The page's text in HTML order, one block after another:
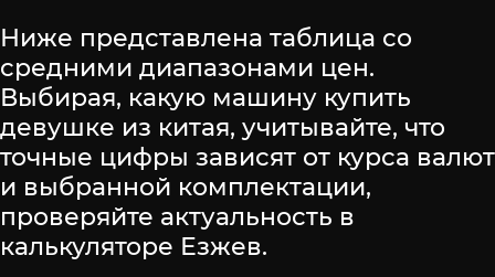
Ниже представлена таблица со
средними диапазонами цен.
Выбирая, какую машину купить
девушке из китая, учитывайте, что
точные цифры зависят от курса валют
и выбранной комплектации,
проверяйте актуальность в
калькуляторе Езжев.